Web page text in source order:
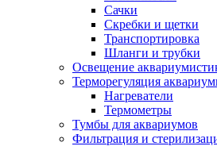
Сачки
Скребки и щетки
Транспортировка
Шланги и трубки
Освещение
Терморегуляция
Нагреватели
Термометры
Тумбы для аквариумов
Фильтрация и